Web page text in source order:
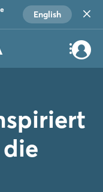
English